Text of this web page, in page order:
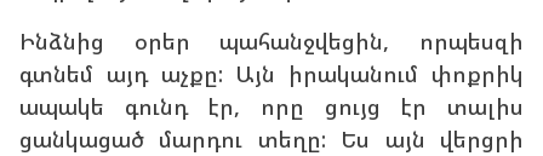
Ինձնից օրեր պահանջվեցին, որպեսզի
գտնեմ այդ աչքը: Այն իրականում փոքրիկ
ապակե գունդ էր, որը ցույց էր տալիս
ցանկացած մարդու տեղը: Ես այն վերցրի